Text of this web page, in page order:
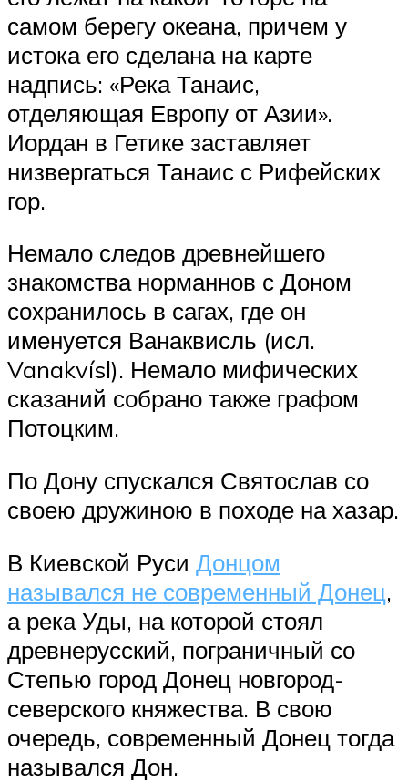
самом берегу океана, причем у
истока его сделана на карте
надпись: «Река Танаис,
отделяющая Европу от Азии».
Иордан в Гетике заставляет
низвергаться Танаис с Рифейских
гор.
Немало следов древнейшего
знакомства норманнов с Доном
сохранилось в сагах, где он
именуется Ванаквисль (исл.
Vanakvísl). Немало мифических
сказаний собрано также графом
Потоцким.
По Дону спускался Святослав со
своею дружиною в походе на хазар.
В Киевской Руси Донцом
назывался не современный Донец,
а река Уды, на которой стоял
древнерусский, пограничный со
Степью город Донец новгород-
северского княжества. В свою
очередь, современный Донец тогда
назывался Дон.